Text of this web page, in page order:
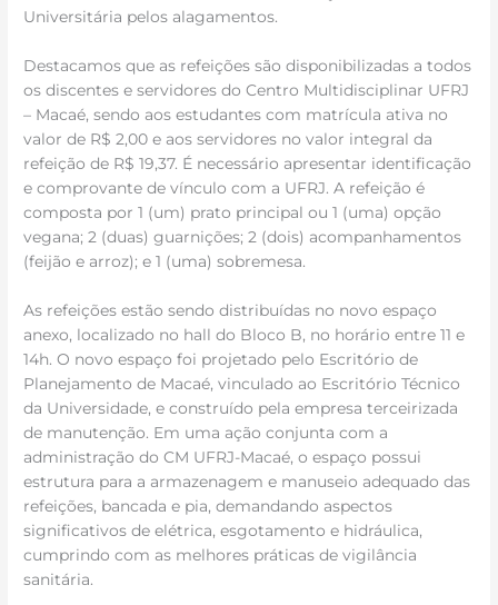
Universitária pelos alagamentos.
Destacamos que as refeições são disponibilizadas a todos
os discentes e servidores do Centro Multidisciplinar UFRJ
– Macaé, sendo aos estudantes com matrícula ativa no
valor de R$ 2,00 e aos servidores no valor integral da
refeição de R$ 19,37. É necessário apresentar identificação
e comprovante de vínculo com a UFRJ. A refeição é
composta por 1 (um) prato principal ou 1 (uma) opção
vegana; 2 (duas) guarnições; 2 (dois) acompanhamentos
(feijão e arroz); e 1 (uma) sobremesa.
As refeições estão sendo distribuídas no novo espaço
anexo, localizado no hall do Bloco B, no horário entre 11 e
14h. O novo espaço foi projetado pelo Escritório de
Planejamento de Macaé, vinculado ao Escritório Técnico
da Universidade, e construído pela empresa terceirizada
de manutenção. Em uma ação conjunta com a
administração do CM UFRJ-Macaé, o espaço possui
estrutura para a armazenagem e manuseio adequado das
refeições, bancada e pia, demandando aspectos
significativos de elétrica, esgotamento e hidráulica,
cumprindo com as melhores práticas de vigilância
sanitária.